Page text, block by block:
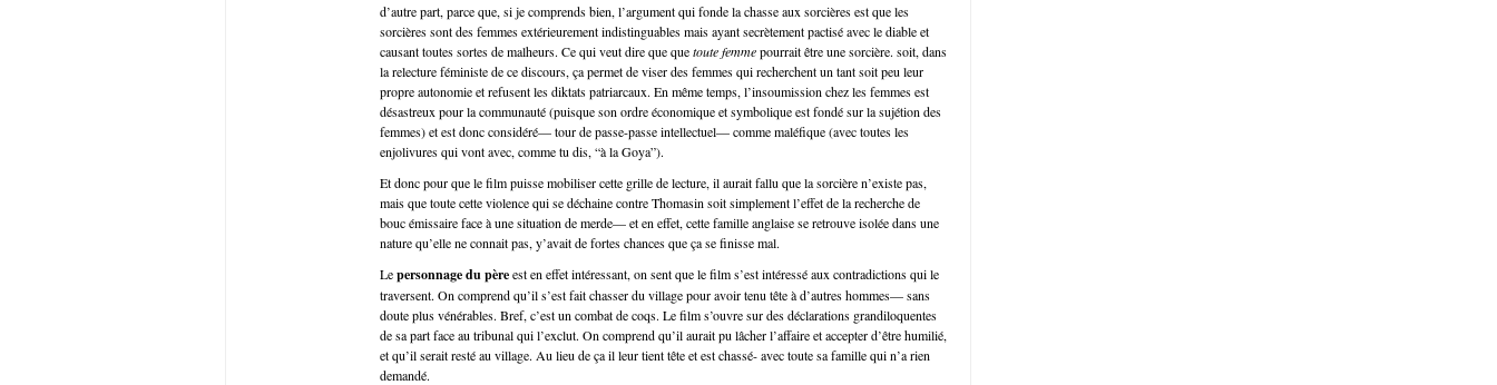
d’autre part, parce que, si je comprends bien, l’argument qui fonde la chasse aux sorcières est que les
sorcières sont des femmes extérieurement indistinguables mais ayant secrètement pactisé avec le diable et
causant toutes sortes de malheurs. Ce qui veut dire que quetoute femmepourrait être une sorcière. soit, dans
la relecture féministe de ce discours, ça permet de viser des femmes qui recherchent un tant soit peu leur
propre autonomie et refusent les diktats patriarcaux. En même temps, l’insoumission chez les femmes est
désastreux pour la communauté (puisque son ordre économique et symbolique est fondé sur la sujétion des
femmes) et est donc considéré— tour de passe-passe intellectuel— comme maléfique (avec toutes les
enjolivures qui vont avec, comme tu dis, “à la Goya”).
Et donc pour que le film puisse mobiliser cette grille de lecture, il aurait fallu que la sorcière n’existe pas,
mais que toute cette violence qui se déchaine contre Thomasin soit simplement l’effet de la recherche de
bouc émissaire face à une situation de merde— et en effet, cette famille anglaise se retrouve isolée dans une
nature qu’elle ne connait pas, y’avait de fortes chances que ça se finisse mal.
Lepersonnage du pèreest en effet intéressant, on sent que le film s’est intéressé aux contradictions qui le
traversent. On comprend qu’il s’est fait chasser du village pour avoir tenu tête à d’autres hommes— sans
doute plus vénérables. Bref, c’est un combat de coqs. Le film s’ouvre sur des déclarations grandiloquentes
de sa part face au tribunal qui l’exclut. On comprend qu’il aurait pu lâcher l’affaire et accepter d’être humilié,
et qu’il serait resté au village. Au lieu de ça il leur tient tête et est chassé- avec toute sa famille qui n’a rien
demandé.